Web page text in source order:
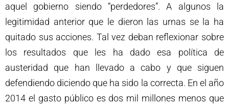
aquel gobierno siendo “perdedores”. A algunos la
legitimidad anterior que le dieron las urnas se la ha
quitado sus acciones. Tal vez deban reflexionar sobre
los resultados que les ha dado esa política de
austeridad que han llevado a cabo y que siguen
defendiendo diciendo que ha sido la correcta. En el año
2014 el gasto público es dos mil millones menos que